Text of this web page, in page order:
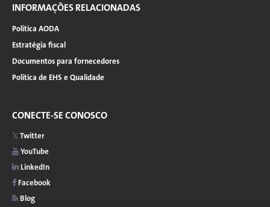
INFORMAÇÕES RELACIONADAS
Política AODA
Estratégia fiscal
Documentos para fornecedores
Política de EHS e Qualidade
CONECTE-SE CONOSCO
Twitter
YouTube
LinkedIn
Facebook
Blog